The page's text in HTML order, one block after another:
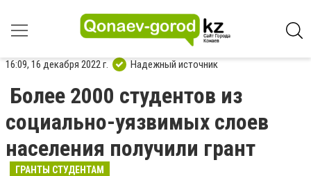
16:09, 16 декабря 2022 г. Надежный источник
Более 2000 студентов из
социально-уязвимых слоев
населения получили грант
ГРАНТЫ СТУДЕНТАМ